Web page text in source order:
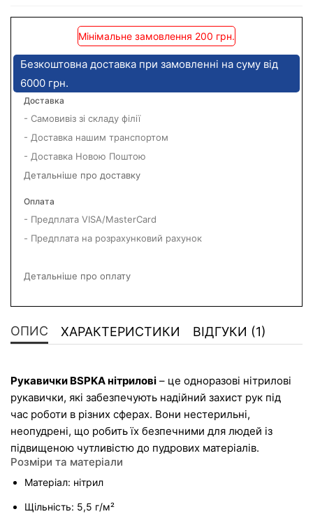
Мінімальне замовлення 200 грн.
Безкоштовна доставка при замовленні на суму від
6000 грн.
Доставка
- Самовивіз зі складу філії
- Доставка нашим транспортом
- Доставка Новою Поштою
Детальніше про доставку
Оплата
- Предплата VISA/MasterCard
- Предплата на розрахунковий рахунок
Детальніше про оплату
ОПИС ХАРАКТЕРИСТИКИ ВІДГУКИ (1)
Рукавички BSPKA нітрилові – це одноразові нітрилові
рукавички, які забезпечують надійний захист рук під
час роботи в різних сферах. Вони нестерильні,
неопудрені, що робить їх безпечними для людей із
підвищеною чутливістю до пудрових матеріалів.
Розміри та матеріали
Матеріал: нітрил
Щільність: 5,5 г/м²